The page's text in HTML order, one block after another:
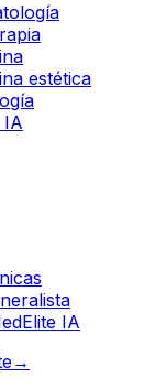
estética
IA
IA
→